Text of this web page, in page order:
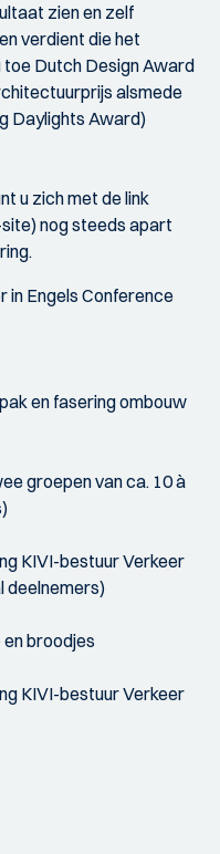
zien en zelf
verdient die het
toe Dutch Design Award
alsmede
Daylights Award)
u zich met de link
nog steeds apart
in Engels Conference
en fasering ombouw
groepen van ca. 10 à
KIVI-bestuur Verkeer
deelnemers)
en broodjes
KIVI-bestuur Verkeer